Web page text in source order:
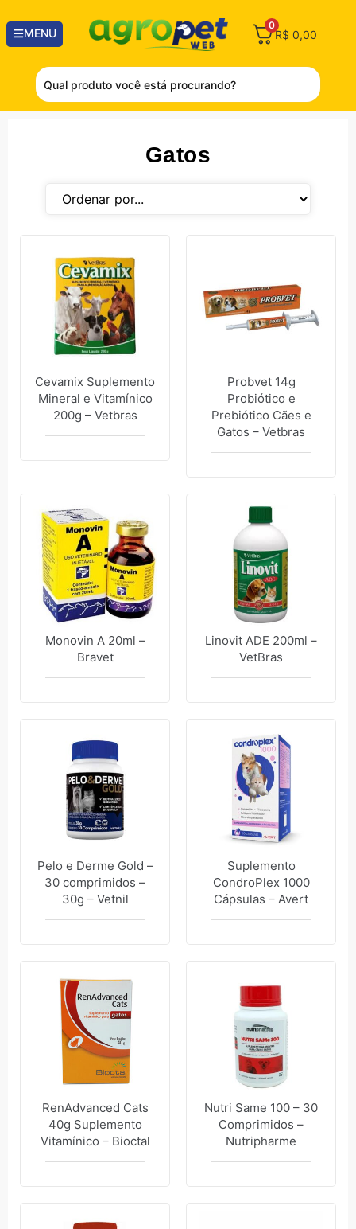
MENU
0
R$ 0,00
Gatos
Cevamix Suplemento
Mineral e Vitamínico
200g – Vetbras
Probvet 14g
Probiótico e
Prebiótico Cães e
Gatos – Vetbras
Monovin A 20ml –
Bravet
Linovit ADE 200ml –
VetBras
Pelo e Derme Gold –
30 comprimidos –
30g – Vetnil
Suplemento
CondroPlex 1000
Cápsulas – Avert
RenAdvanced Cats
40g Suplemento
Vitamínico – Bioctal
Nutri Same 100 – 30
Comprimidos –
Nutripharme